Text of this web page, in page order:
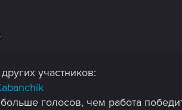
участников:
голосов, чем работа